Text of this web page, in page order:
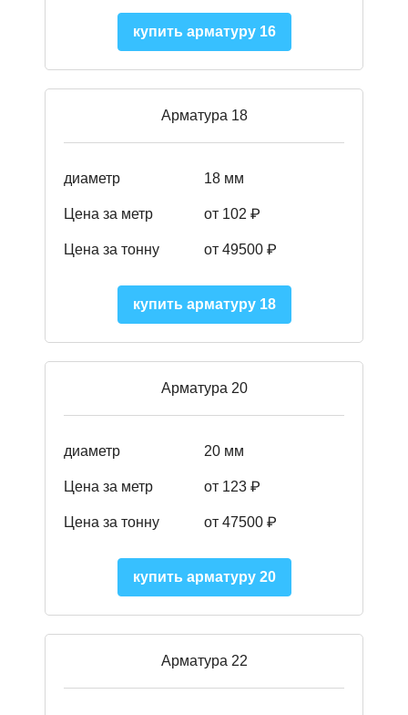
купить арматуру 16
Арматура 18
диаметр 18 мм
Цена за метр от 102 ₽
Цена за тонну от 49500 ₽
купить арматуру 18
Арматура 20
диаметр 20 мм
Цена за метр от 123 ₽
Цена за тонну от 47500 ₽
купить арматуру 20
Арматура 22